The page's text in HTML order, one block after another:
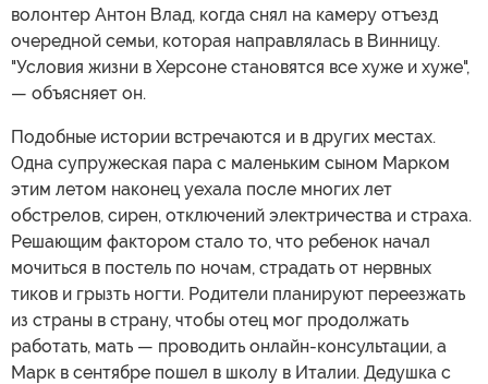
волонтер Антон Влад, когда снял на камеру отъезд
очередной семьи, которая направлялась в Винницу.
"Условия жизни в Херсоне становятся все хуже и хуже",
— объясняет он.
Подобные истории встречаются и в других местах.
Одна супружеская пара с маленьким сыном Марком
этим летом наконец уехала после многих лет
обстрелов, сирен, отключений электричества и страха.
Решающим фактором стало то, что ребенок начал
мочиться в постель по ночам, страдать от нервных
тиков и грызть ногти. Родители планируют переезжать
из страны в страну, чтобы отец мог продолжать
работать, мать — проводить онлайн-консультации, а
Марк в сентябре пошел в школу в Италии. Дедушка с